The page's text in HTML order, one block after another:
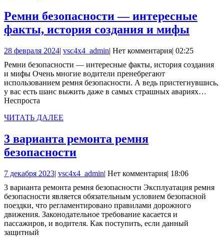
Ремни безопасности — интересные
факты, история создания и мифы
—
28 февраля 202428
2024
| vsc4x4_adminvsc4x4_admin
| Нет комментария| 02:25
Ремни безопасности — интересные факты, история создания
и мифы Очень многие водители пренебрегают
использованием ремня безопасности. А ведь пристегнувшись,
у вас есть шанс выжить даже в самых страшных авариях…
Неспроста
ЧИТАТЬ ДАЛЕЕ
3 варианта ремонта ремня
безопасности3
ремонта
ремня
безопасности
7 декабря 20237
2023
| vsc4x4_adminvsc4x4_admin
| Нет комментария| 18:06
3 варианта ремонта ремня безопасности Эксплуатация ремня
безопасности является обязательным условием безопасной
поездки, что регламентировано правилами дорожного
движения. Законодательное требование касается и
пассажиров, и водителя. Как поступить, если данный
защитный